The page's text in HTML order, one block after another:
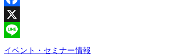
Facebook
X
Line
イベント・セミナー情報